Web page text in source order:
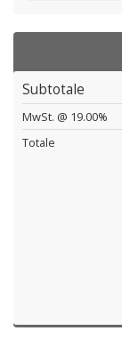
Subtotale
MwSt. @ 19.00%
Totale